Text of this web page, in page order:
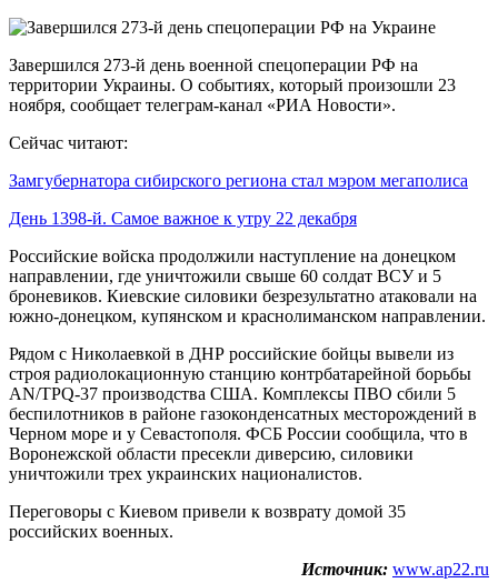
Завершился 273-й день военной спецоперации РФ на
территории Украины. О событиях, который произошли 23
ноября, сообщает телеграм-канал «РИА Новости».
Сейчас читают:
Замгубернатора сибирского региона стал мэром мегаполиса
День 1398-й. Самое важное к утру 22 декабря
Российские войска продолжили наступление на донецком
направлении, где уничтожили свыше 60 солдат ВСУ и 5
броневиков. Киевские силовики безрезультатно атаковали на
южно-донецком, купянском и краснолиманском направлении.
Рядом с Николаевкой в ДНР российские бойцы вывели из
строя радиолокационную станцию контрбатарейной борьбы
AN/TPQ-37 производства США. Комплексы ПВО сбили 5
беспилотников в районе газоконденсатных месторождений в
Черном море и у Севастополя. ФСБ России сообщила, что в
Воронежской области пресекли диверсию, силовики
уничтожили трех украинских националистов.
Переговоры с Киевом привели к возврату домой 35
российских военных.
Источник: www.ap22.ru